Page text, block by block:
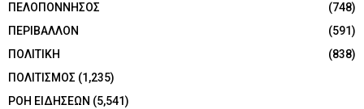
ΠΕΛΟΠΟΝΝΗΣΟΣ
(748)
ΠΕΡΙΒΑΛΛΟΝ
(591)
ΠΟΛΙΤΙΚΗ
(838)
ΠΟΛΙΤΙΣΜΟΣ (1,235)
ΡΟΗ ΕΙΔΗΣΕΩΝ (5,541)